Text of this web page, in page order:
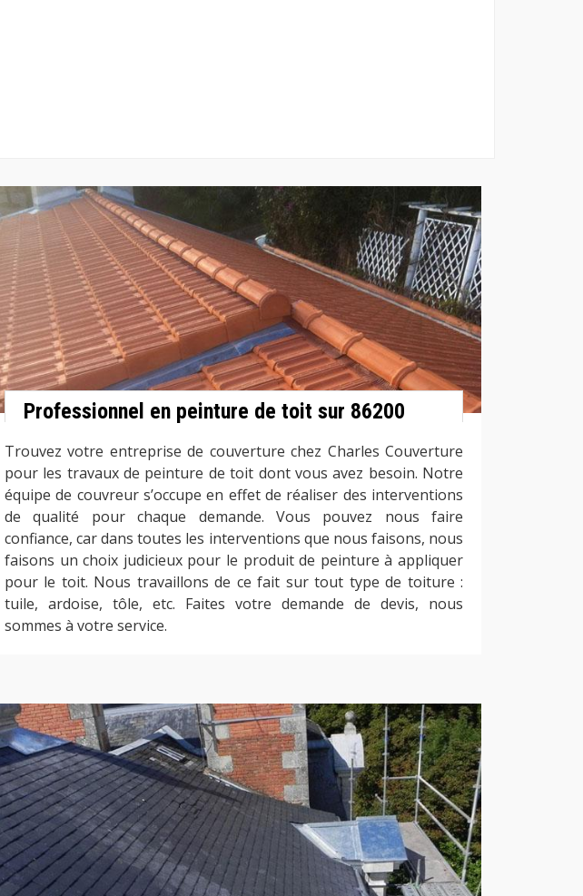
Professionnel en peinture de toit sur 86200
Trouvez votre entreprise de couverture chez Charles Couverture
pour les travaux de peinture de toit dont vous avez besoin. Notre
équipe de couvreur s’occupe en effet de réaliser des interventions
de qualité pour chaque demande. Vous pouvez nous faire
confiance, car dans toutes les interventions que nous faisons, nous
faisons un choix judicieux pour le produit de peinture à appliquer
pour le toit. Nous travaillons de ce fait sur tout type de toiture :
tuile, ardoise, tôle, etc. Faites votre demande de devis, nous
sommes à votre service.